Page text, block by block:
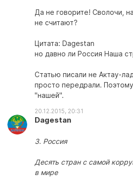
Да не говорите! Сволочи,
не считают?
Цитата: Dagestan
но давно ли Россия Наша
Статью писали не Актау-
просто передрали.
"нашей".
20.12.2015, 20:31
Dagestan
3. Россия
Десять стран с самой
в мире